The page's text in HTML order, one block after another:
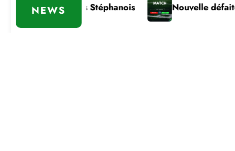
NEWS
des Stéphanois Nouvelle défaite